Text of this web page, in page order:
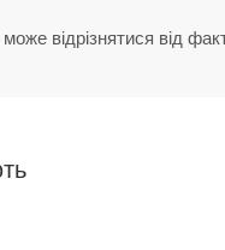
відрізнятися від